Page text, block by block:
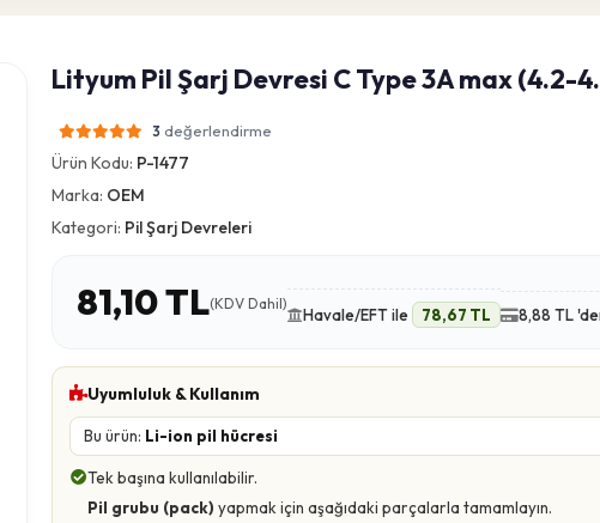
Lityum Pil Şarj Devresi C Type 3A max (4.2-
3 değerlendirme
Ürün Kodu: P-1477
Marka: OEM
Kategori: Pil Şarj Devreleri
81,10 TL(KDV Dahil)
Havale/EFT ile 78,67 TL 8,88 TL
Uyumluluk & Kullanım
Bu ürün: Li-ion pil hücresi
Tek başına kullanılabilir.
Pil grubu (pack) yapmak için aşağıdaki parçalarla tamamlayın.